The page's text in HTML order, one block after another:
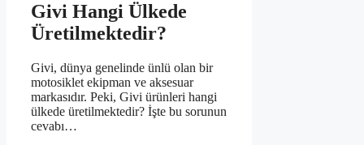
Givi Hangi Ülkede
Üretilmektedir?
Givi, dünya genelinde ünlü olan bir
motosiklet ekipman ve aksesuar
markasıdır. Peki, Givi ürünleri hangi
ülkede üretilmektedir? İşte bu sorunun
cevabı…